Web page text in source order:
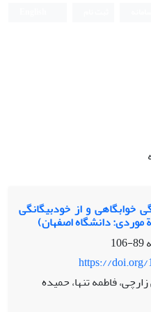
خوابگاهی و از خودبیگانگی
موردی: دانشگاه اصفهان)
89-106
https://doi.org/
فاطمه تنها، حمیده